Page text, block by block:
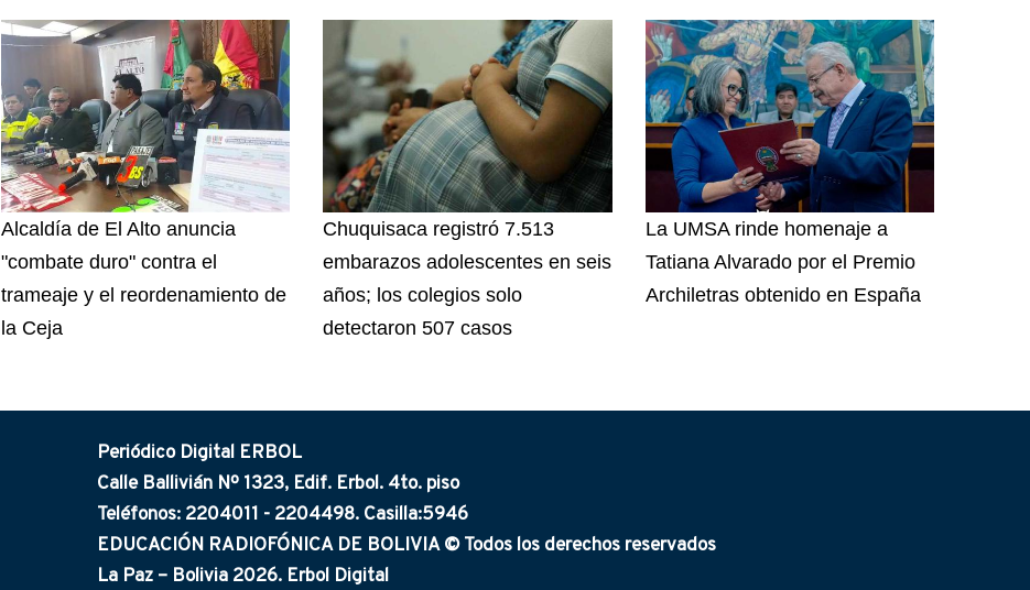
Alcaldía de El Alto anuncia
"combate duro" contra el
trameaje y el reordenamiento de
la Ceja
Chuquisaca registró 7.513
embarazos adolescentes en seis
años; los colegios solo
detectaron 507 casos
La UMSA rinde homenaje a
Tatiana Alvarado por el Premio
Archiletras obtenido en España
Periódico Digital ERBOL
Calle Ballivián Nº 1323, Edif. Erbol. 4to. piso
Teléfonos: 2204011 - 2204498. Casilla:5946
EDUCACIÓN RADIOFÓNICA DE BOLIVIA © Todos los derechos reservados
La Paz – Bolivia 2026. Erbol Digital